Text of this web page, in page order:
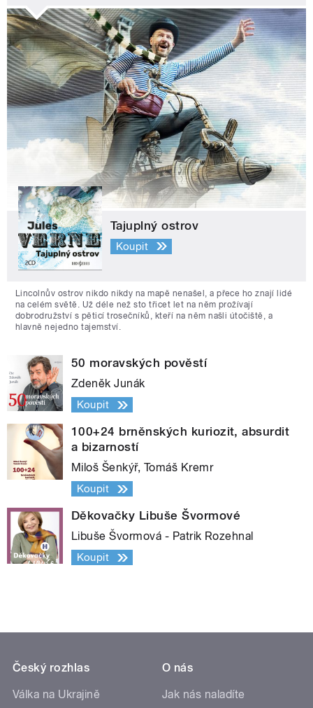
Tajuplný ostrov
Koupit
Lincolnův ostrov nikdo nikdy na mapě nenašel, a přece ho znají lidé
na celém světě. Už déle než sto třicet let na něm prožívají
dobrodružství s pěticí trosečníků, kteří na něm našli útočiště, a
hlavně nejedno tajemství.
50 moravských pověstí
Zdeněk Junák
Koupit
100+24 brněnských kuriozit, absurdit
a bizarností
Miloš Šenkýř, Tomáš Kremr
Koupit
Děkovačky Libuše Švormové
Libuše Švormová - Patrik Rozehnal
Koupit
Český rozhlas
Válka na Ukrajině
O nás
Jak nás naladíte